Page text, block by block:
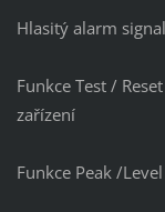
Hlasitý alarm
Funkce Test /
Funkce Peak /